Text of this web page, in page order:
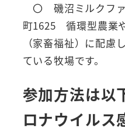
〇 磯沼ミルクフ
町1625 循環型農業
（家畜福祉）に配慮
ている牧場です。
参加方法は以
ロナウイルス